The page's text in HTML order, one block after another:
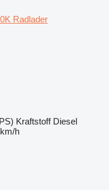
Radlader
Kraftstoff Diesel
h